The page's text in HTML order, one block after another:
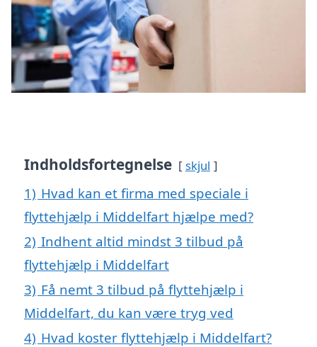
Indholdsfortegnelse skjul
1) Hvad kan et firma med speciale i
flyttehjælp i Middelfart hjælpe med?
2) Indhent altid mindst 3 tilbud på
flyttehjælp i Middelfart
3) Få nemt 3 tilbud på flyttehjælp i
Middelfart, du kan være tryg ved
4) Hvad koster flyttehjælp i Middelfart?